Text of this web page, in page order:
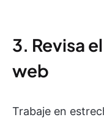
3. Revisa
web
Trabaje en